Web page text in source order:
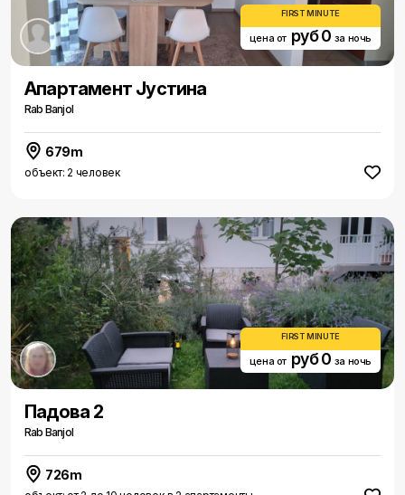
FIRST MINUTE
цена от руб 0 за ночь
Aпартамент Jустина
Rab Banjol
679m
объект: 2 человек
FIRST MINUTE
цена от руб 0 за ночь
Падова 2
Rab Banjol
726m